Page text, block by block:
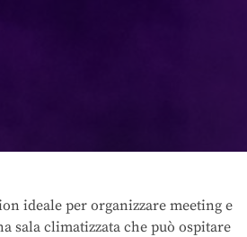
ideale per organizzare meeting e
sala climatizzata che può ospitare